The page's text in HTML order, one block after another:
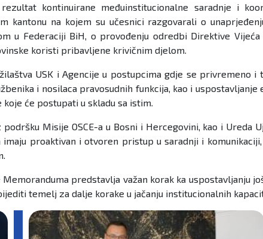
kontinuirane međuinstitucionalne saradnje i
kantonu na kojem su učesnici razgovarali o
u Federaciji BiH, o provođenju odredbi Direktive
koristi pribavljene krivičnim djelom.
USK i Agencije u postupcima gdje se privremeno
i nosilaca pravosudnih funkcija, kao i
će postupati u skladu sa istim.
Misije OSCE-a u Bosni i Hercegovini, kao i Ureda
proaktivan i otvoren pristup u saradnji i
predstavlja važan korak ka uspostavljanju
temelj za dalje korake u jačanju institucionalnih